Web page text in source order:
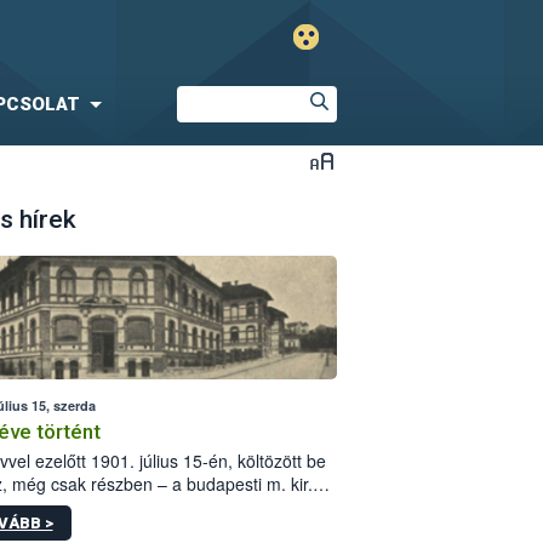
hírek
15, szerda
történt
ezelőtt 1901. július 15-én, költözött be
még csak részben – a budapesti m. kir.
állomás a Kis Rókus utca
alatti, Czigler Győző által tervezett új
>